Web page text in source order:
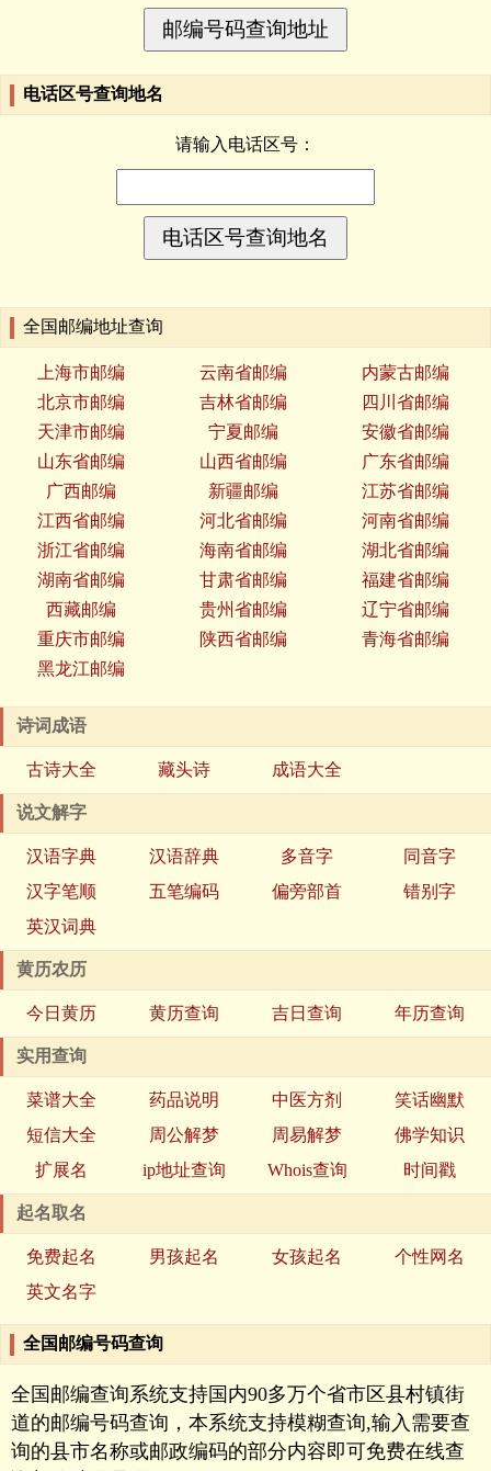
电话区号查询地名
请输入电话区号：
全国邮编地址查询
上海市邮编 云南省邮编
内蒙古邮编
北京市邮编
吉林省邮编
四川省邮编
天津市邮编
宁夏邮编
安徽省邮编
山东省邮编
山西省邮编
广东省邮编
广西邮编
新疆邮编
江苏省邮编
江西省邮编
河北省邮编
河南省邮编
浙江省邮编
海南省邮编
湖北省邮编
湖南省邮编
甘肃省邮编
福建省邮编
西藏邮编
贵州省邮编
辽宁省邮编
重庆市邮编
陕西省邮编
青海省邮编
黑龙江邮编
诗词成语
古诗大全 藏头诗 成语大全
说文解字
汉语字典 汉语辞典 多音字
同音字
汉字笔顺
五笔编码 偏旁部首
错别字
英汉词典
黄历农历
今日黄历 黄历查询 吉日查询 年历查询
实用查询
菜谱大全 药品说明 中医方剂
笑话幽默
短信大全
周公解梦 周易解梦
佛学知识
扩展名
ip地址查询 Whois查询 时间戳
起名取名
免费起名 男孩起名 女孩起名
个性网名
英文名字
全国邮编号码查询
全国邮编查询系统支持国内90多万个省市区县村镇街
道的邮编号码查询，本系统支持模糊查询,输入需要查
询的县市名称或邮政编码的部分内容即可免费在线查